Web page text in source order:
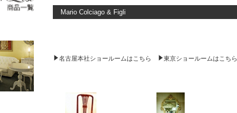
Mario Colciago & Figli
名古屋本社ショールームはこちら 東京ショールームはこちら